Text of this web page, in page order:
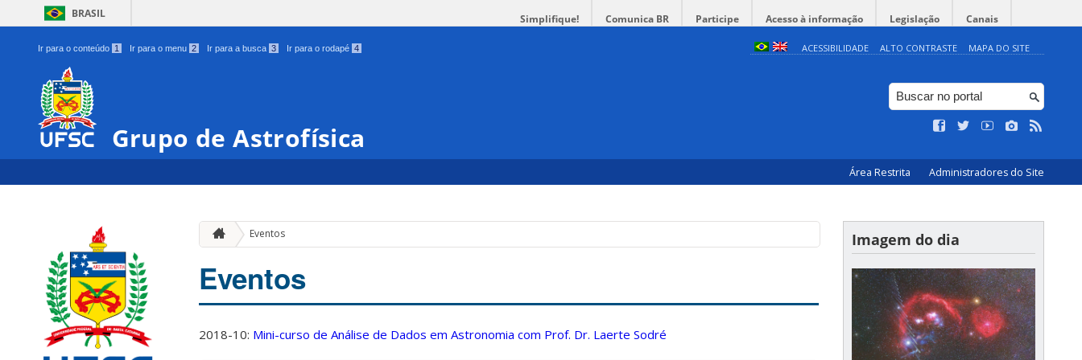
BRASIL Simplifique! Comunica BR Participe Acesso à informação Legislação Canais
Ir para o conteúdo 1 Ir para o menu 2 Ir para a busca 3 Ir para o rodapé 4 ACESSIBILIDADE ALTO CONTRASTE MAPA DO SITE
Grupo de Astrofísica
Área Restrita Administradores do Site
Eventos
Eventos
2018-10: Mini-curso de Análise de Dados em Astronomia com Prof. Dr. Laerte Sodré
Imagem do dia